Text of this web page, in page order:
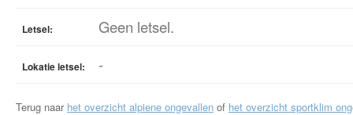
Letsel: Geen letsel.
Lokatie letsel: -
Terug naar het overzicht alpiene ongevallen of het overzicht sportklim